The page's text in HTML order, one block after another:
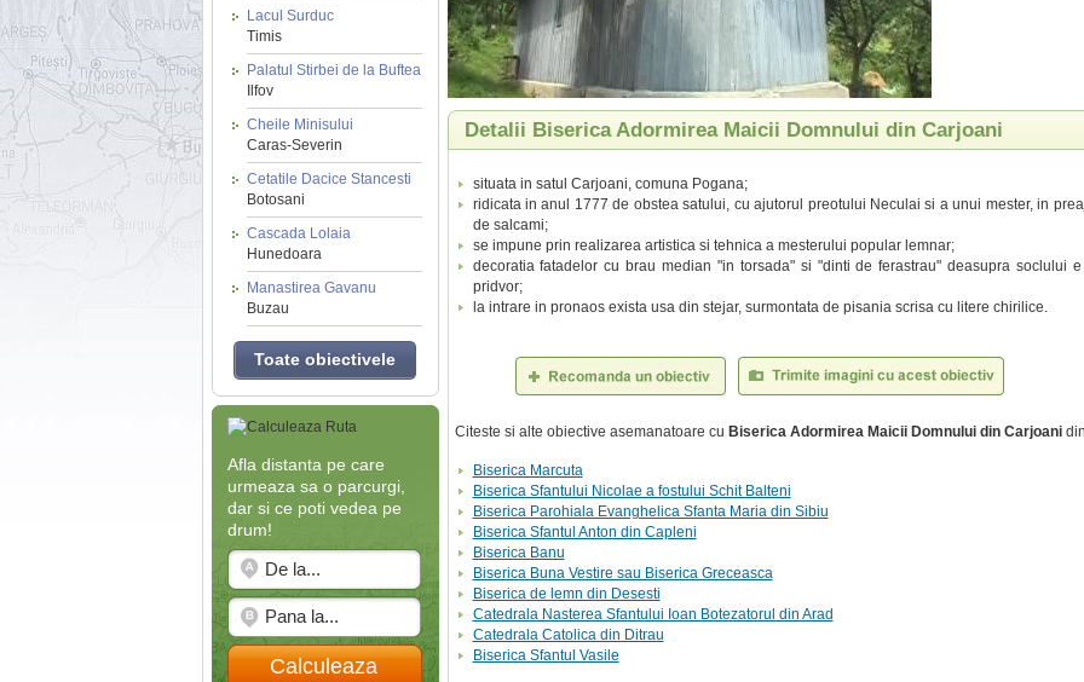
Lacul Surduc
Timis
Palatul Stirbei de la Buftea
Ilfov
Cheile Minisului
Caras-Severin
Cetatile Dacice Stancesti
Botosani
Cascada Lolaia
Hunedoara
Manastirea Gavanu
Buzau
Toate obiectivele
Afla distanta pe care
urmeaza sa o parcurgi,
dar si ce poti vedea pe
drum!
Calculeaza
Detalii Biserica Adormirea Maicii Domnului din Carjoani
situata in satul Carjoani, comuna Pogana;
ridicata in anul 1777 de obstea satului, cu ajutorul preotului Neculai si a unui mester, in
de salcami;
se impune prin realizarea artistica si tehnica a mesterului popular lemnar;
decoratia fatadelor cu brau median "in torsada" si "dinti de ferastrau" deasupra soclului
pridvor;
la intrare in pronaos exista usa din stejar, surmontata de pisania scrisa cu litere chirilice.
Citeste si alte obiective asemanatoare cu Biserica Adormirea Maicii Domnului din Carjoani
Biserica Marcuta
Biserica Sfantului Nicolae a fostului Schit Balteni
Biserica Parohiala Evanghelica Sfanta Maria din Sibiu
Biserica Sfantul Anton din Capleni
Biserica Banu
Biserica Buna Vestire sau Biserica Greceasca
Biserica de lemn din Desesti
Catedrala Nasterea Sfantului Ioan Botezatorul din Arad
Catedrala Catolica din Ditrau
Biserica Sfantul Vasile